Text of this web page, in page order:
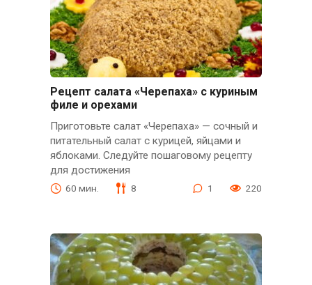
Рецепт салата «Черепаха» с куриным
филе и орехами
Приготовьте салат «Черепаха» — сочный и
питательный салат с курицей, яйцами и
яблоками. Следуйте пошаговому рецепту
для достижения
60 мин. 8 1 220